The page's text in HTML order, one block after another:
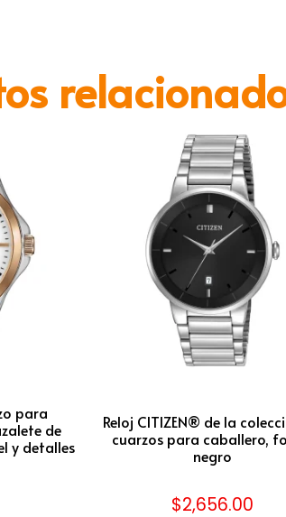
para
de
y detalles
Reloj CITIZEN® de la
cuarzos para caballero,
negro
$2,656.00